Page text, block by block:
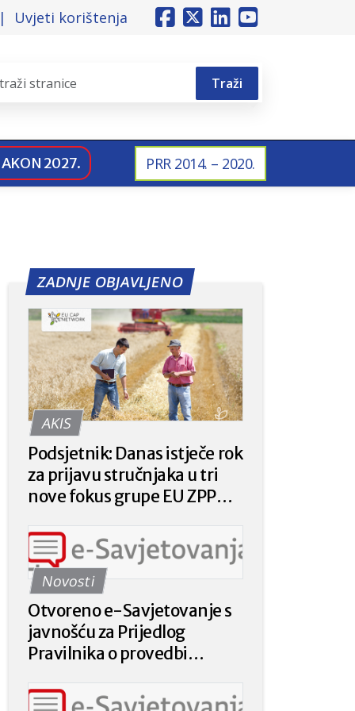
Uvjeti korištenja
Traži
2027. PRR 2014. – 2020.
ZADNJE OBJAVLJENO
AKIS
Podsjetnik: Danas istječe rok
za prijavu stručnjaka u tri
nove fokus grupe EU ZPP
Novosti
Otvoreno e-Savjetovanje s
javnošću za Prijedlog
Pravilnika o provedbi
plaćanja poljoprivrednicima